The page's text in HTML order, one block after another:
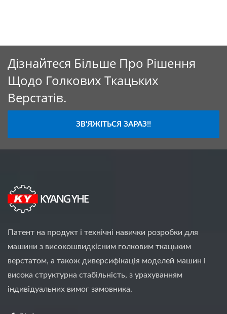
Дізнайтеся Більше Про Рішення
Щодо Голкових Ткацьких
Верстатів.
ЗВ'ЯЖІТЬСЯ ЗАРАЗ!!
Патент на продукт і технічні навички розробки для
машини з високошвидкісним голковим ткацьким
верстатом, а також диверсифікація моделей машин і
висока структурна стабільність, з урахуванням
індивідуальних вимог замовника.